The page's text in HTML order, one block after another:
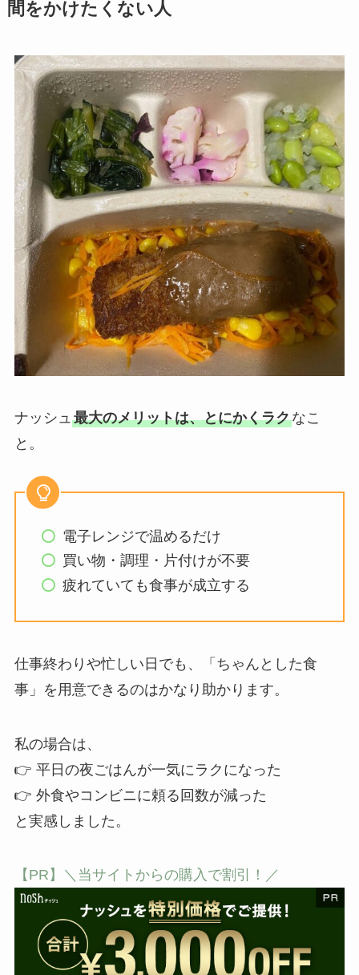
間をかけたくない人
ナッシュ 最大のメリットは、とにかくラクなこ
と。
電子レンジで温めるだけ
買い物・調理・片付けが不要
疲れていても食事が成立する
仕事終わりや忙しい日でも、「ちゃんとした食
事」を用意できるのはかなり助かります。
私の場合は、
👉 平日の夜ごはんが一気にラクになった
👉 外食やコンビニに頼る回数が減った
と実感しました。
【PR】＼当サイトからの購入で割引！／